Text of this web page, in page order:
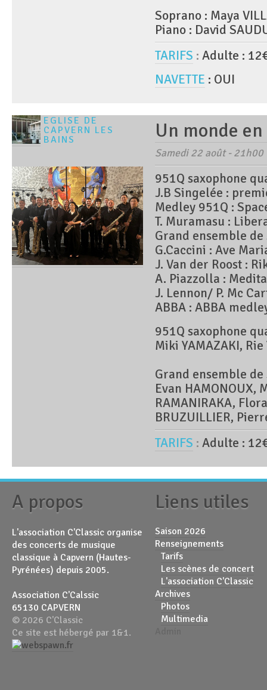
Soprano : Maya
Piano : David
TARIFS : Adulte :
NAVETTE : OUI
Un monde
Samedi 22 août - 21h00
EGLISE DE
CAPVERN LES
BAINS
951Q saxophone
J.B Singelée :
Medley 951Q :
T. Muramasu :
Grand ensemble de
G.Caccini : Ave
J. Van der Roost :
A. Piazzolla :
J. Lennon/ P. Mc
ABBA : ABBA
951Q saxophone
Miki YAMAZAKI,
Grand ensemble de
Evan HAMONOUX,
RAMANIRAKA,
BRUZUILLIER,
TARIFS : Adulte :
A propos
L'association C'Classic organise
des concerts de musique
classique à Capvern (Hautes-
Pyrénées) depuis 2005.
Association C'Calssic
65130 CAPVERN
© 2026 C'Classic
Ce site est hébergé par 1&1.
Liens utiles
Saison 2026
Renseignements
Tarifs
Les scènes de concert
L'association C'Classic
Archives
Photos
Multimedia